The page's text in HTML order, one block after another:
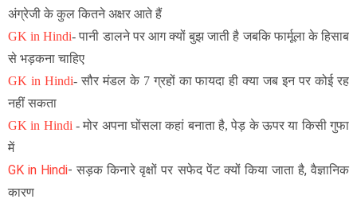
अंग्रेजी के कुल कितने अक्षर आते हैं
GK in Hindi-पानी डालने पर आग क्यों बुझ जाती है जबकि फार्मूला के हिसाब
से भड़कना चाहिए
GK in Hindi- सौर मंडल के 7 ग्रहों का फायदा ही क्या जब इन पर कोई रह
नहीं सकता
GK in Hindi -मोर अपना घोंसला कहां बनाता है, पेड़ के ऊपर या किसी गुफा
में
GK in Hindi-सड़क किनारे वृक्षों पर सफेद पेंट क्यों किया जाता है, वैज्ञानिक
कारण